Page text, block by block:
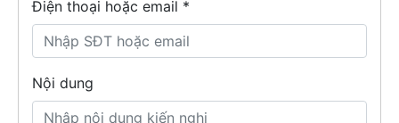
Điện thoại hoặc email *
Nội dung